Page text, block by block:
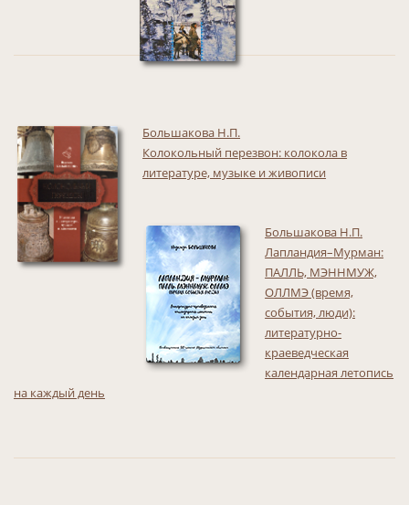
Большакова Н.П.
Колокольный перезвон: колокола в
литературе, музыке и живописи
Большакова Н.П.
Лапландия–Мурман:
ПАЛЛЬ, МЭННМУЖ,
ОЛЛМЭ (время,
события, люди):
литературно-
краеведческая
календарная летопись
на каждый день